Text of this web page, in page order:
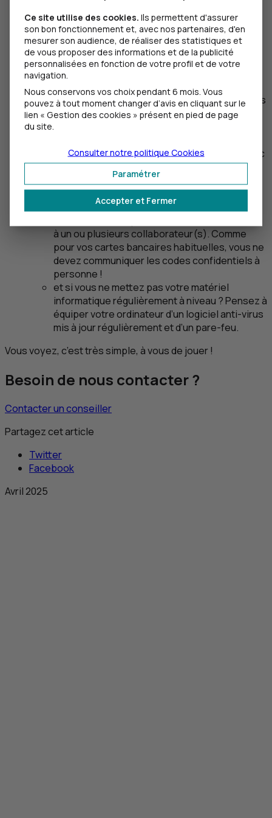
d’absence ? Cette réflexion doit être engagée avec
l’aide de votre chargé d’affaires afin de mettre en
place les bonnes procédures. Vérifiez que votre
banque détient copie des mandats accordés à vos
salariés, détaillant de manière précise les pouvoirs
accordés aux différentes personnes.
Dernier point, l’élément comportemental. Là, ça vous
concerne directement. En clair, toutes les
ressources engagées pour renforcer la sécurité de
si vous laissez les ordinateurs connectés avec
les cartes insérées et les sessions ouvertes,
en partant déjeuner par exemple ? Donc,
pensez à déconnecter vos solutions de
sécurisation.
à un ou plusieurs collaborateur(s). Comme
pour vos cartes bancaires habituelles, vous ne
devez communiquer les codes confidentiels à
personne !
et si vous ne mettez pas votre matériel
informatique régulièrement à niveau ? Pensez à
équiper votre ordinateur d’un logiciel anti-virus
mis à jour régulièrement et d’un pare-feu.
Vous voyez, c’est très simple, à vous de jouer !
Besoin de nous contacter ?
Contacter un conseiller
Partagez cet article
Twitter
Facebook
Avril 2025
Ce site utilise des cookies. Ils permettent d'assurer
son bon fonctionnement et, avec nos partenaires, d'en
mesurer son audience, de réaliser des statistiques et
de vous proposer des informations et de la publicité
personnalisées en fonction de votre profil et de votre
navigation.
Nous conservons vos choix pendant 6 mois. Vous
pouvez à tout moment changer d’avis en cliquant sur le
lien « Gestion des cookies » présent en pied de page
du site.
Accepter et Fermer
Paramétrer
Consulter notre politique Cookies